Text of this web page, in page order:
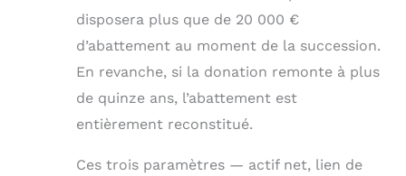
disposera plus que de 20 000 €
d’abattement au moment de la succession.
En revanche, si la donation remonte à plus
de quinze ans, l’abattement est
entièrement reconstitué.
Ces trois paramètres — actif net, lien de